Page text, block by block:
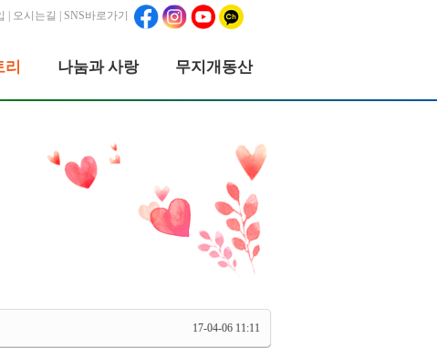
오시는길 | SNS바로가기
나눔과 사랑 무지개동산
17-04-06 11:11